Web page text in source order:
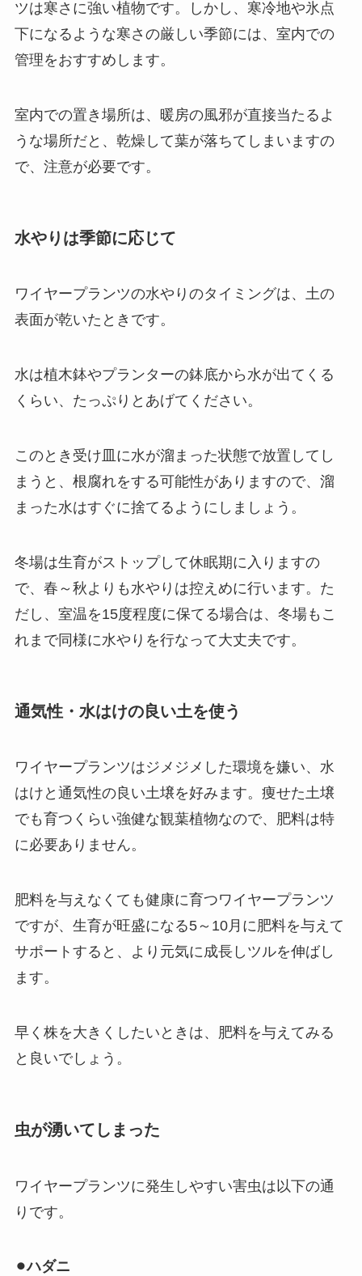
ツは寒さに強い植物です。しかし、 寒冷地や氷点
下になるような寒さの厳しい季節には、室内での
管理をおすすめ します。
室内での置き場所は、 暖房の風邪が直接当たるよ
うな場所だと、乾燥して葉が落ちてしまいますの
で、注意が必要です。
水やりは季節に応じて
ワイヤープランツの水やりのタイミングは、土の
表面が乾いたとき です。
水は植木鉢やプランターの鉢底から水が出てくる
くらい、たっぷりとあげてください。
このとき受け皿に水が溜まった状態で放置してし
まうと、根腐れをする可能性がありますので、溜
まった水はすぐに捨てるようにしましょう。
冬場は生育がストップして休眠期に入りますの
で、春～秋よりも水やりは控えめに行います。た
だし、室温を15度程度に保てる場合は、冬場もこ
れまで同様に水やりを行なって大丈夫です。
通気性・水はけの良い土を使う
ワイヤープランツはジメジメした環境を嫌い、 水
はけと通気性の良い土壌を好みます。痩せた土壌
でも育つくらい強健な観葉植物なので、肥料は特
に必要ありません。
肥料を与えなくても健康に育つワイヤープランツ
ですが、生育が旺盛になる5～10月に肥料を与えて
サポートすると、より元気に成長しツルを伸ばし
ます。
早く株を大きくしたいときは、肥料を与えてみる
と良いでしょう。
虫が湧いてしまった
ワイヤープランツに発生しやすい害虫は以下の通
りです。
⚫︎ハダニ